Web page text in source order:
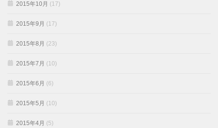
2015年10月 (17)
2015年9月 (17)
2015年8月 (23)
2015年7月 (10)
2015年6月 (6)
2015年5月 (10)
2015年4月 (5)